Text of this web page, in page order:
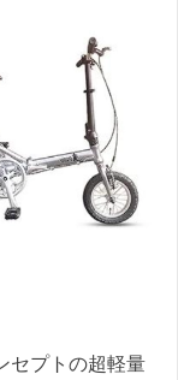
セプトの超軽量